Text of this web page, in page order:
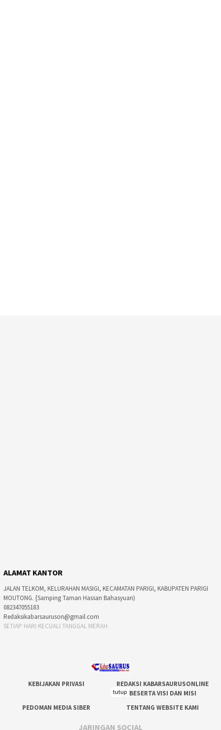
ALAMAT KANTOR
JALAN TELKOM, KELURAHAN MASIGI, KECAMATAN PARIGI, KABUPATEN PARIGI
MOUTONG. {Samping Taman Hassan Bahasyuan)
082347055183
Redaksikabarsauruson@gmail.com
SETIAP HARI KECUALI TANGGAL MERAH
KEBIJAKAN PRIVASI
REDAKSI KABARSAURUSONLINE
BESERTA VISI DAN MISI
PEDOMAN MEDIA SIBER
TENTANG WEBSITE KAMI
JARINGAN SOCIAL
tutup